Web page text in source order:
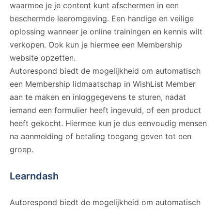
waarmee je je content kunt afschermen in een
beschermde leeromgeving. Een handige en veilige
oplossing wanneer je online trainingen en kennis wilt
verkopen. Ook kun je hiermee een Membership
website opzetten.
Autorespond biedt de mogelijkheid om automatisch
een Membership lidmaatschap in WishList Member
aan te maken en inloggegevens te sturen, nadat
iemand een formulier heeft ingevuld, of een product
heeft gekocht. Hiermee kun je dus eenvoudig mensen
na aanmelding of betaling toegang geven tot een
groep.
Learndash
Autorespond biedt de mogelijkheid om automatisch